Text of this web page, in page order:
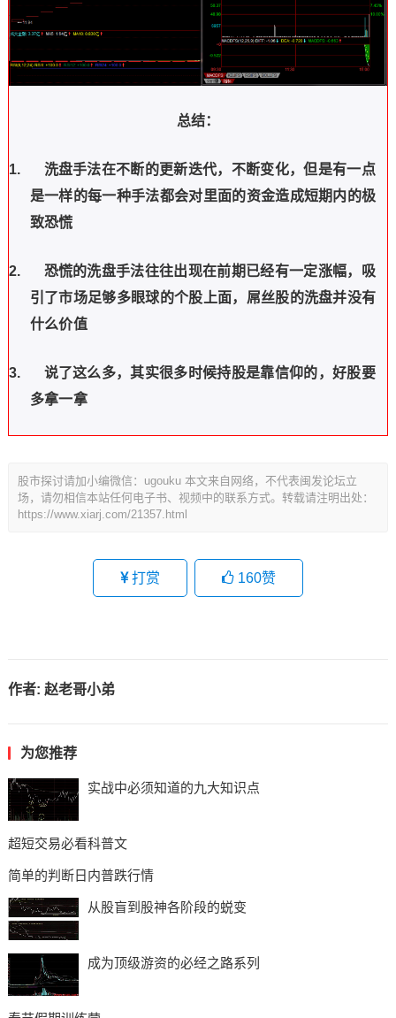
总结：
1. 洗盘手法在不断的更新迭代，不断变化，但是有一点
是一样的每一种手法都会对里面的资金造成短期内的极
致恐慌
2. 恐慌的洗盘手法往往出现在前期 已经有一定涨幅，吸
引了市场足够多眼球的个股上面，屌丝股的洗盘并没有
什么价值
3. 说了这么多，其实很多时候持股是靠信仰的，好股要
多拿一拿
股市探讨请加小编微信：ugouku 本文来自网络，不代表闽发论坛立
场，请勿相信本站任何电子书、视频中的联系方式。转载请注明出处：
https://www.xiarj.com/21357.html
打赏 160赞
作者: 赵老哥小弟
为您推荐
实战中必须知道的九大知识点
超短交易必看科普文
简单的判断日内普跌行情
从股盲到股神各阶段的蜕变
成为顶级游资的必经之路系列